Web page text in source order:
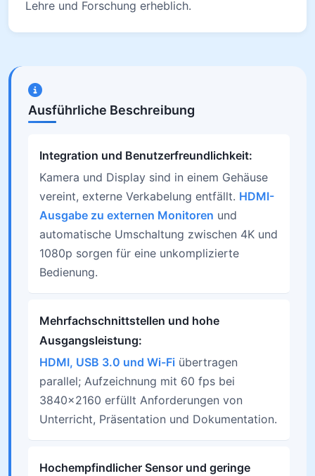
Lehre und Forschung erheblich.
Ausführliche Beschreibung
Integration und Benutzerfreundlichkeit:
Kamera und Display sind in einem Gehäuse
vereint, externe Verkabelung entfällt. HDMI-
Ausgabe zu externen Monitoren und
automatische Umschaltung zwischen 4K und
1080p sorgen für eine unkomplizierte
Bedienung.
Mehrfachschnittstellen und hohe
Ausgangsleistung:
HDMI, USB 3.0 und Wi-Fi übertragen
parallel; Aufzeichnung mit 60 fps bei
3840×2160 erfüllt Anforderungen von
Unterricht, Präsentation und Dokumentation.
Hochempfindlicher Sensor und geringe